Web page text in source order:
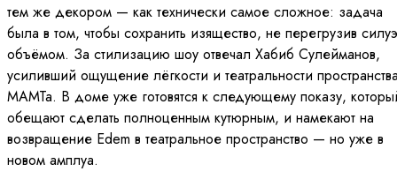
тем же декором — как технически самое сложное: задача
была в том, чтобы сохранить изящество, не перегрузив
объёмом. За стилизацию шоу отвечал Хабиб Сулейманов,
усиливший ощущение лёгкости и театральности
МАМТа. В доме уже готовятся к следующему показу,
обещают сделать полноценным кутюрным, и намекают на
возвращение Edem в театральное пространство — но уже в
новом амплуа.